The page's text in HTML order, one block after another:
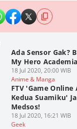
Ada Sensor Gak?
My Hero
18 Jul 2020, 20:00 WIB
Anime & Manga
FTV 'Game
Kedua Suamiku'
Medsos!
18 Jul 2020, 16:21 WIB
Geek